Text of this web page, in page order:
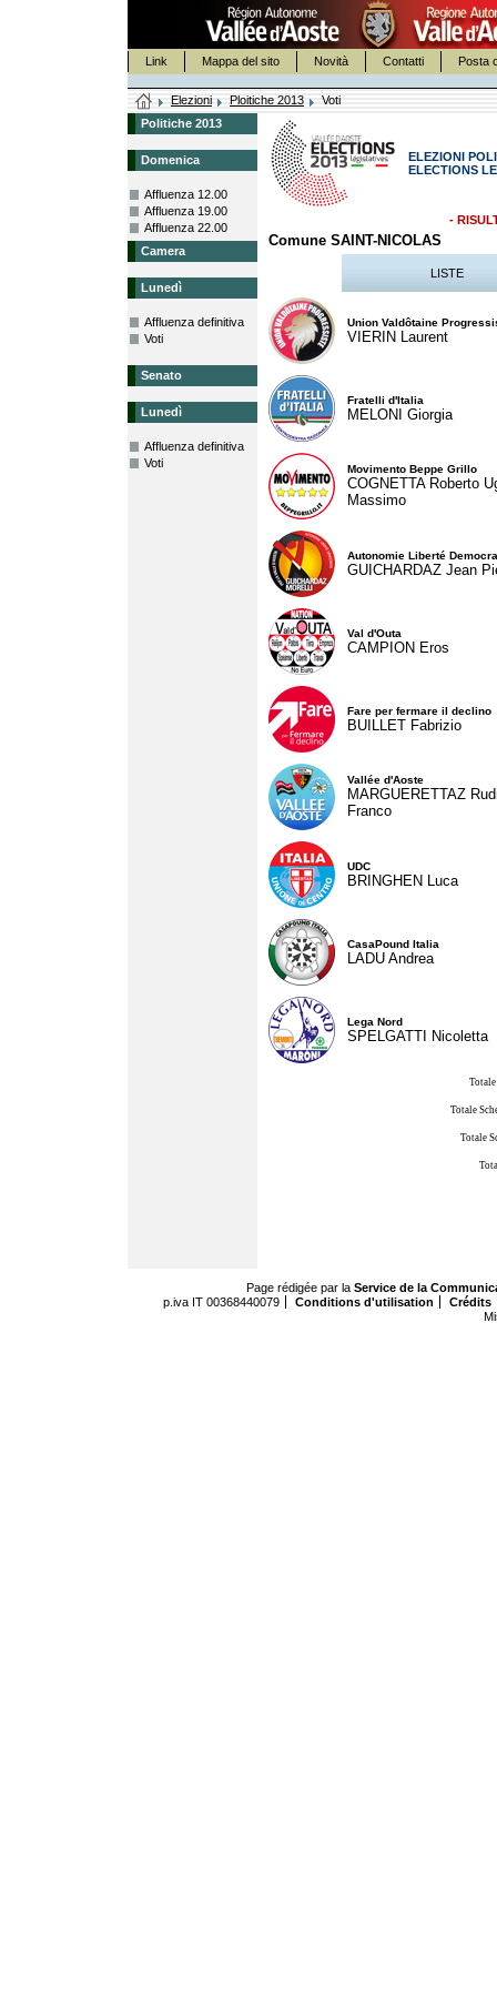
Link Mappa del sito Novità Contatti Posta
Elezioni Ploitiche 2013
Voti
Politiche 2013
Domenica
Affluenza 12.00
Affluenza 19.00
Affluenza 22.00
Camera
Lunedì
Affluenza definitiva
Voti
Senato
Lunedì
Affluenza definitiva
Voti
ELEZIONI
ELECTIONS
-
Comune SAINT-NICOLAS
LISTE
Union Valdôtaine
VIERIN Laurent
Fratelli d'Italia
MELONI Giorgia
Movimento Beppe Grillo
COGNETTA Roberto
Massimo
Autonomie Liberté
GUICHARDAZ Jean
Val d'Outa
CAMPION Eros
Fare per fermare il declino
BUILLET Fabrizio
Vallée d'Aoste
MARGUERETTAZ
Franco
UDC
BRINGHEN Luca
CasaPound Italia
LADU Andrea
Lega Nord
SPELGATTI Nicoletta
Totale
Totale
Page rédigée par la Service de la
p.iva IT 00368440079
Conditions d'utilisation
Crédits